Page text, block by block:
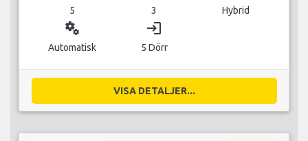
5 3 Hybrid
miscellaneous_services
Automatisk
login
5 Dörr
VISA DETALJER...